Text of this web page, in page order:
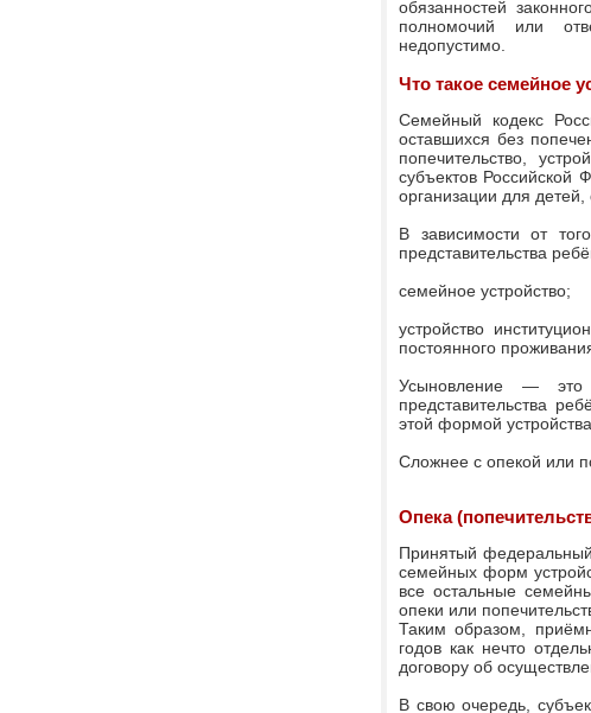
обязанностей
полномочий или
недопустимо.
Что такое семейное
Семейный кодекс
оставшихся без
попечительство,
субъектов Российской
организации для
В зависимости от
представительства
семейное устройство;
устройство
постоянного
Усыновление — это
представительства
этой формой
Сложнее с опекой или
Опека
Принятый
семейных форм
все остальные
опеки или
Таким образом,
годов как нечто
договору об
В свою очередь,